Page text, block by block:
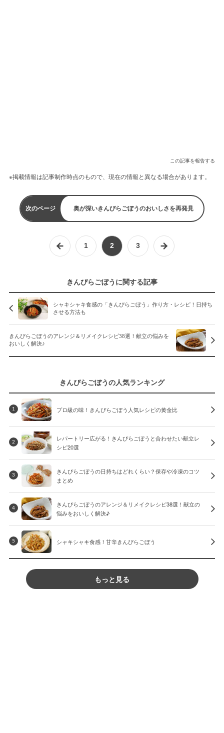
この記事を報告する
※掲載情報は記事制作時点のもので、現在の情報と異なる場合があります。
次のページ 奥が深いきんぴらごぼうのおいしさを再発見
1 2 3
きんぴらごぼうに関する記事
シャキシャキ食感の「きんぴらごぼう」作り方・レシピ！日持ち
させる方法も
きんぴらごぼうのアレンジ＆リメイクレシピ38選！献立の悩みを
おいしく解決♪
きんぴらごぼうの人気ランキング
1 プロ級の味！きんぴらごぼう人気レシピの黄金比
2
レパートリー広がる！きんぴらごぼうと合わせたい献立レ
シピ20選
3
きんぴらごぼうの日持ちはどれくらい？保存や冷凍のコツ
まとめ
4
きんぴらごぼうのアレンジ＆リメイクレシピ38選！献立の
悩みをおいしく解決♪
5 シャキシャキ食感！甘辛きんぴらごぼう
もっと見る